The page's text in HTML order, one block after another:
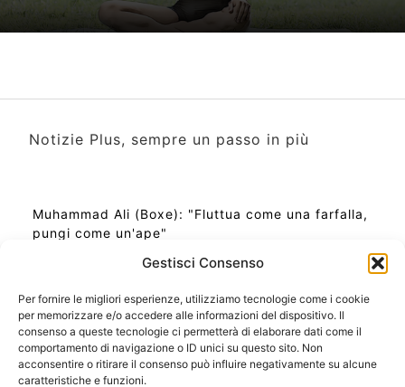
Gestisci Consenso
Per fornire le migliori esperienze, utilizziamo tecnologie come i cookie
per memorizzare e/o accedere alle informazioni del dispositivo. Il
consenso a queste tecnologie ci permetterà di elaborare dati come il
comportamento di navigazione o ID unici su questo sito. Non
acconsentire o ritirare il consenso può influire negativamente su alcune
caratteristiche e funzioni.
Notizie Plus, sempre un passo in più
Muhammad Ali (Boxe): "Fluttua come una farfalla,
pungi come un'ape"
Ora Esatta in Italia in questo momento
Ti Senti Strano Ultimamente? Potrebbe Essere per
la Risonanza di Schumann
Come Sapere Se Stai Ascendendo alla Quinta